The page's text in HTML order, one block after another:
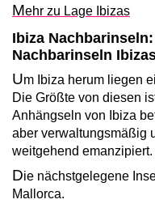
Mehr zu Lage Ibizas
Ibiza
Nachbarinseln
Um Ibiza herum liegen
Die Größte von diesen
Anhängseln von Ibiza
aber verwaltungsmäßig
weitgehend emanzipiert.
Die nächstgelegene
Mallorca.